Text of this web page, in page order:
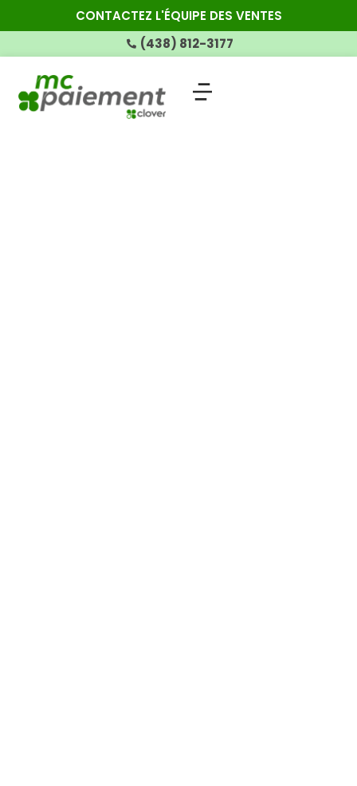
CONTACTEZ L'ÉQUIPE DES VENTES
(438) 812-3177